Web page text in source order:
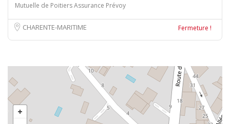
Mutuelle de Poitiers Assurance Prévoy
CHARENTE-MARITIME Fermeture !